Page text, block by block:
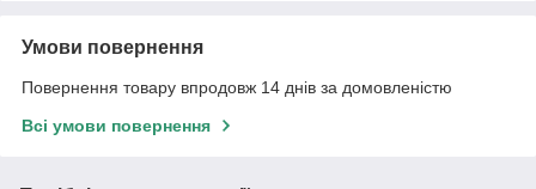
Умови повернення
Повернення товару впродовж 14 днів за домовленістю
Всі умови повернення